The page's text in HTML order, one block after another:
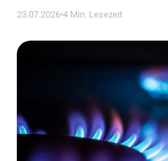
23.07.2026•4 Min. Lesezeit